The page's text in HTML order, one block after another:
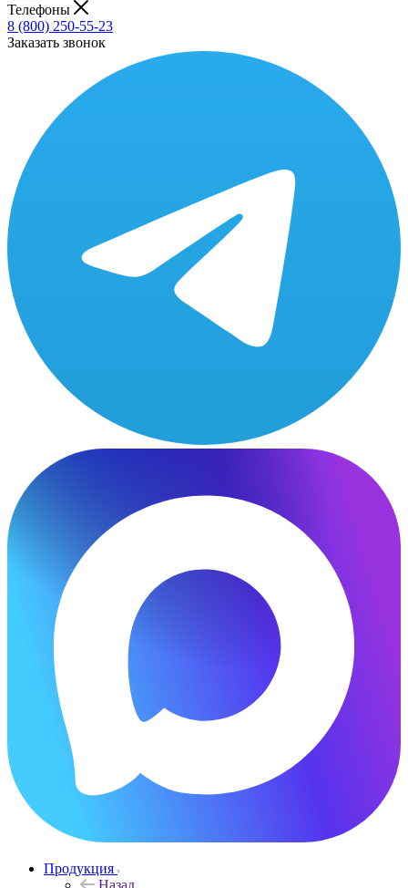
Телефоны
8 (800) 250-55-23
Заказать звонок
Продукция
Назад